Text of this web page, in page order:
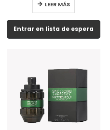
LEER MÁS
Entrar en lista de espera